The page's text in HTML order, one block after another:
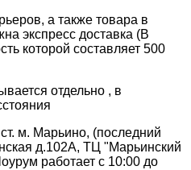
а также товара в
экспресс доставка (В
которой составляет 500
отдельно , в
м. Марьино, (последний
д.102А, ТЦ "Марьинский
работает с 10:00 до